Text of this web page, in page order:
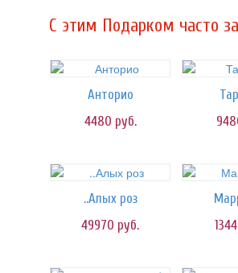
C этим Подарком часто
Анторио
4480 руб.
..Алых роз
49970 руб.